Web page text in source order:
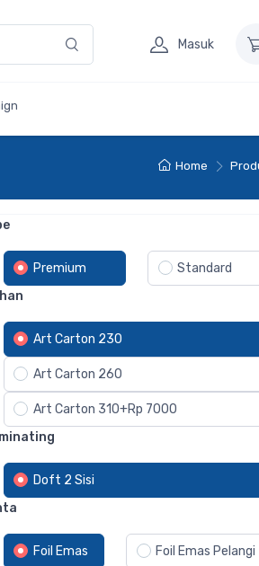
Masuk
Home
Premium
Standard
Art Carton 230
Art Carton 260
Art Carton 310+Rp 7000
Doft 2 Sisi
Foil Emas Foil Emas Pelangi